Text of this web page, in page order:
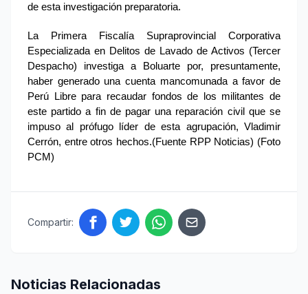
de esta investigación preparatoria.
La Primera Fiscalía Supraprovincial Corporativa
Especializada en Delitos de Lavado de Activos (Tercer
Despacho) investiga a Boluarte por, presuntamente,
haber generado una cuenta mancomunada a favor de
Perú Libre para recaudar fondos de los militantes de
este partido a fin de pagar una reparación civil que se
impuso al prófugo líder de esta agrupación, Vladimir
Cerrón, entre otros hechos.(Fuente RPP Noticias) (Foto
PCM)
Compartir:
Noticias Relacionadas